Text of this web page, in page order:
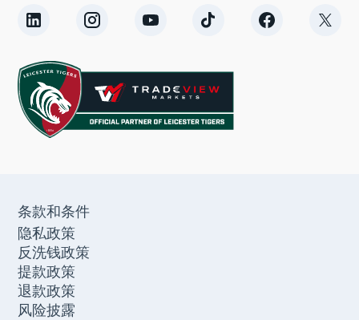
条款和条件
隐私政策
反洗钱政策
提款政策
退款政策
风险披露